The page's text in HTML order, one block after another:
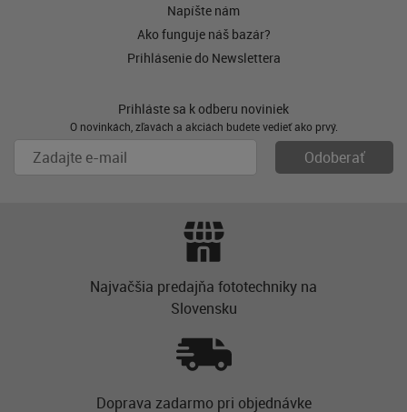
Napíšte nám
Ako funguje náš bazár?
Prihlásenie do Newslettera
Prihláste sa k odberu noviniek
O novinkách, zľavách a akciách budete vedieť ako prvý.
Najvačšia predajňa fototechniky na
Slovensku
Doprava zadarmo pri objednávke